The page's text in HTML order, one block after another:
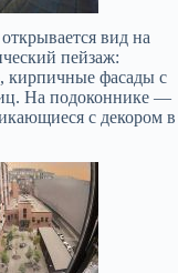
вид на
пейзаж:
кирпичные фасады с
На подоконнике —
с декором в